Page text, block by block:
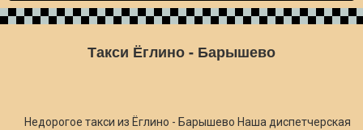
Такси Ёглино - Барышево
Недорогое такси из Ёглино - Барышево Наша диспетчерская